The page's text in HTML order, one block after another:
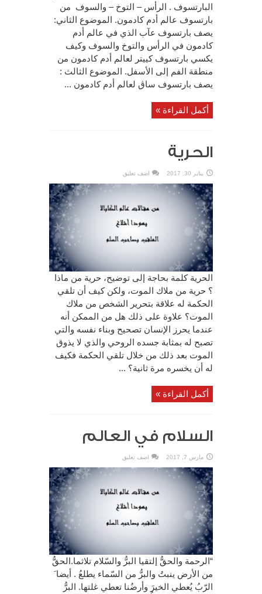
البارتسوف . الرأس – التوخ – والسوف من
بارتسوف عالم أدم كادمون. الموضوع الثاني:
يصف بارتسوف عآب الذي في عالم أدم
كادمون في الرأس والتوخ والسوف وكيف
يكسي بارتسوف كييتر لعالم أدم كادمون من
منطقة الفم إلى الأسفل. الموضوع الثالث :
يصف بارتسوف ساڨ لعالم أدم كادمون ...
أكمل القراءة »
الحرية
يناير 30, 2017 اضف تعليق
الحرية كلمة بحاجة إلى توضيح، حرية من ماذا
؟ حرية من ملاك الموت، ولكن كيف أن تلقي
الحكمة له علاقة بتحرير الشخص من ملاك
الموت؟ علاوة على ذلك هل من الممكن أنه
عندما يحرز الإنسان تصحيح وبناء نفسه والتي
تصبح له بمثابة جسده الروحي والذي لا يذوق
الموت بعد ذلك من خلال تلقي الحكمة فكيف
له أن يخسره مرة ثانية؟ ...
أكمل القراءة »
السلام في العالم
مارس 7, 2017 اضف تعليق
“الرحمة والحقُّ إلتقيا البرُّ والسّلام تلاثما.الحقُّ
من الأرض ينبتُ والبرُّ من السّماء يطلعُ . أيضا َ
الرّبُ يُعطي الخيرَ وأرضُنا تعطي غلتها. البرُّ